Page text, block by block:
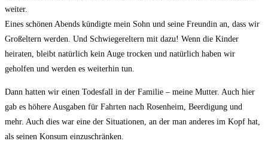
weiter.
Eines schönen Abends kündigte mein Sohn und seine Freundin an, dass wir
Großeltern werden. Und Schwiegereltern mit dazu! Wenn die Kinder
heiraten, bleibt natürlich kein Auge trocken und natürlich haben wir
geholfen und werden es weiterhin tun.
Dann hatten wir einen Todesfall in der Familie – meine Mutter. Auch hier
gab es höhere Ausgaben für Fahrten nach Rosenheim, Beerdigung und
mehr. Auch dies war eine der Situationen, an der man anderes im Kopf hat,
als seinen Konsum einzuschränken.